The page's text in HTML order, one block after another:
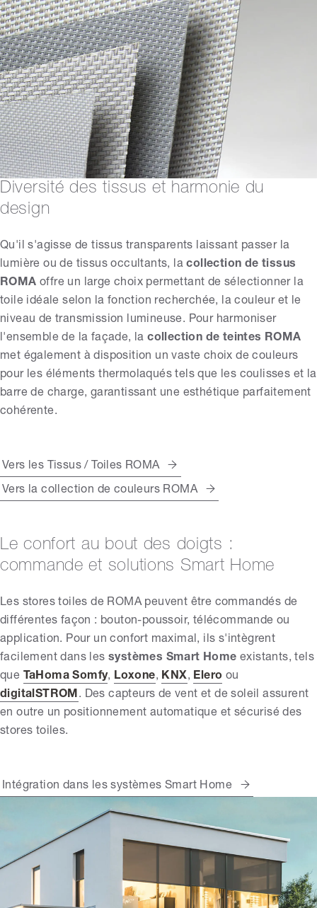
Diversité des tissus et harmonie du
design
Qu'il s'agisse de tissus transparents laissant passer la
lumière ou de tissus occultants, lacollection de tissus
ROMA offre un large choix permettant de sélectionner la
toile idéale selon la fonction recherchée, la couleur et le
niveau de transmission lumineuse. Pour harmoniser
l'ensemble de la façade, lacollection de teintes ROMA
met également à disposition un vaste choix de couleurs
pour les éléments thermolaqués tels que les coulisses et la
barre de charge, garantissant une esthétique parfaitement
cohérente.
Vers les Tissus / Toiles ROMA
Vers la collection de couleurs ROMA
Le confort au bout des doigts :
commande et solutions Smart Home
Les stores toiles de ROMA peuvent être commandés de
différentes façon : bouton-poussoir, télécommande ou
application. Pour un confort maximal, ils s'intègrent
facilement dans les systèmes Smart Home existants, tels
que TaHoma Somfy, Loxone, KNX, Elero ou
digitalSTROM. Des capteurs de vent et de soleil assurent
en outre un positionnement automatique et sécurisé des
stores toiles.
Intégration dans les systèmes Smart Home